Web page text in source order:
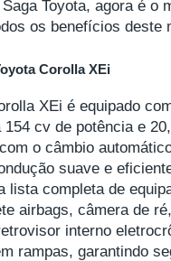
Toyota, agora é o
os benefícios deste
Corolla XEi
XEi é equipado
154 cv de potência e
o câmbio
suave e
lista completa de
airbags, câmera de
interno
rampas, garantindo